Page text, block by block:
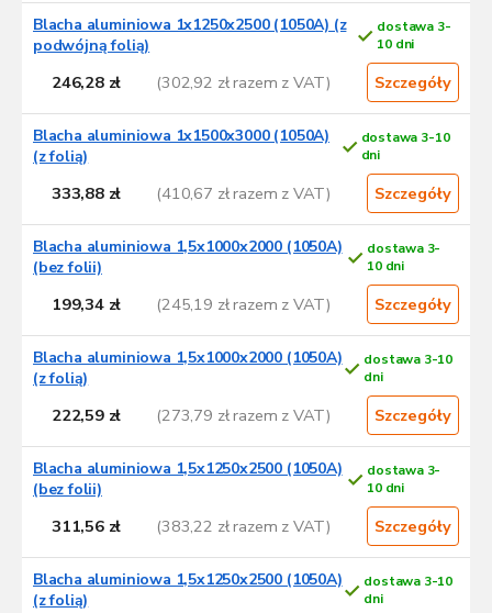
Blacha aluminiowa 1x1250x2500 (1050A) (z
podwójną folią)
dostawa 3-
10 dni
246,28 zł (302,92 zł razem z VAT) Szczegóły
Blacha aluminiowa 1x1500x3000 (1050A)
(z folią)
dostawa 3-10
dni
333,88 zł (410,67 zł razem z VAT) Szczegóły
Blacha aluminiowa 1,5x1000x2000 (1050A)
(bez folii)
dostawa 3-
10 dni
199,34 zł (245,19 zł razem z VAT) Szczegóły
Blacha aluminiowa 1,5x1000x2000 (1050A)
(z folią)
dostawa 3-10
dni
222,59 zł (273,79 zł razem z VAT) Szczegóły
Blacha aluminiowa 1,5x1250x2500 (1050A)
(bez folii)
dostawa 3-
10 dni
311,56 zł (383,22 zł razem z VAT) Szczegóły
Blacha aluminiowa 1,5x1250x2500 (1050A)
(z folią)
dostawa 3-10
dni